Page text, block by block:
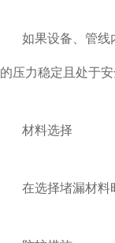
如果设备、管线
的压力稳定且处于安
材料选择
在选择堵漏材料